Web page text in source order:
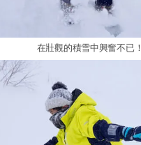
在壯觀的積雪中興奮不已！